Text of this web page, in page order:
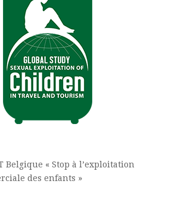
Belgique « Stop à l’exploitation
des enfants »